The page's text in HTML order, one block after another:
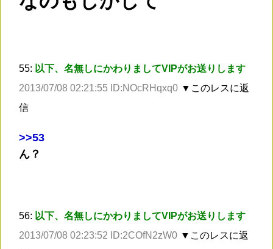
55: 以下、名無しにかわりましてVIPがお送りします
2013/07/08 02:21:55 ID:NOcRHqxq0 ▼このレスに返
信
>>53
ん？
56: 以下、名無しにかわりましてVIPがお送りします
2013/07/08 02:23:52 ID:2COfN2zW0 ▼このレスに返